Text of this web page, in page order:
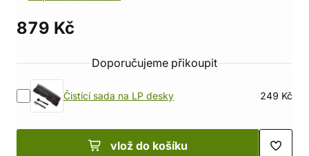
879 Kč
Doporučujeme přikoupit
Čistící sada na LP desky 249 Kč
vlož do košíku